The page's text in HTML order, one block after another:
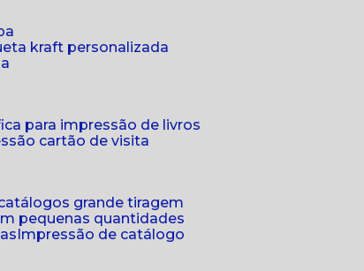
kraft personalizada
para impressão de livros
cartão de visita
grande tiragem
pequenas quantidades
impressão de catálogo